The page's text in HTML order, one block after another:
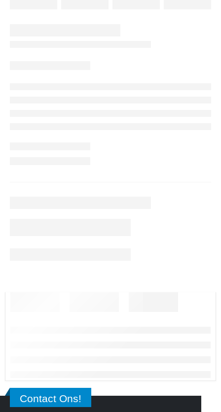
Contact Ons!